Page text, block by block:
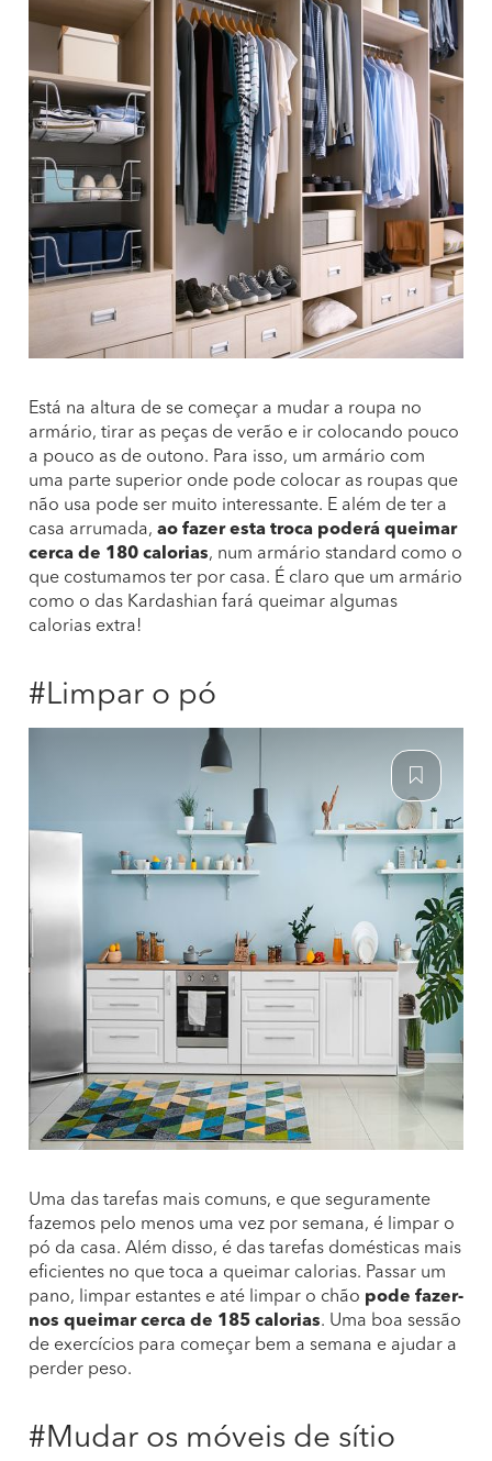
Está na altura de se começar a mudar a roupa no
armário, tirar as peças de verão e ir colocando pouco
a pouco as de outono. Para isso, um armário com
uma parte superior onde pode colocar as roupas que
não usa pode ser muito interessante. E além de ter a
casa arrumada, ao fazer esta troca poderá queimar
cerca de 180 calorias, num armário standard como o
que costumamos ter por casa. É claro que um armário
como o das Kardashian fará queimar algumas
calorias extra!
#Limpar o pó
Uma das tarefas mais comuns, e que seguramente
fazemos pelo menos uma vez por semana, é limpar o
pó da casa. Além disso, é das tarefas domésticas mais
eficientes no que toca a queimar calorias. Passar um
pano, limpar estantes e até limpar o chão pode fazer-
nos queimar cerca de 185 calorias. Uma boa sessão
de exercícios para começar bem a semana e ajudar a
perder peso.
#Mudar os móveis de sítio